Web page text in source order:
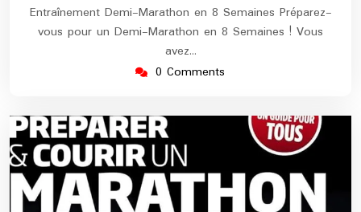
Entraînement Demi-Marathon en 8 Semaines Préparez-
vous pour un Demi-Marathon en 8 Semaines ! Vous
avez…
0 Comments